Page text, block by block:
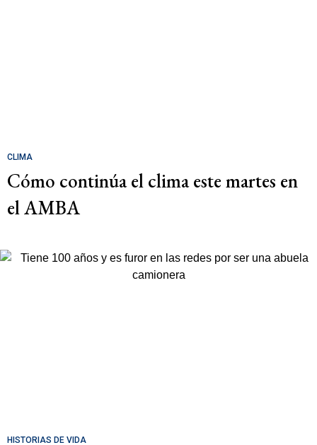
CLIMA
Cómo continúa el clima este martes en
el AMBA
HISTORIAS DE VIDA